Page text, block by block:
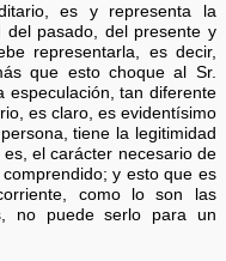
es y representa la
del pasado, del presente y
representarla, es decir,
que esto choque al Sr.
especulación, tan diferente
es claro, es evidentísimo
tiene la legitimidad
el carácter necesario de
y esto que es
como lo son las
no puede serlo para un